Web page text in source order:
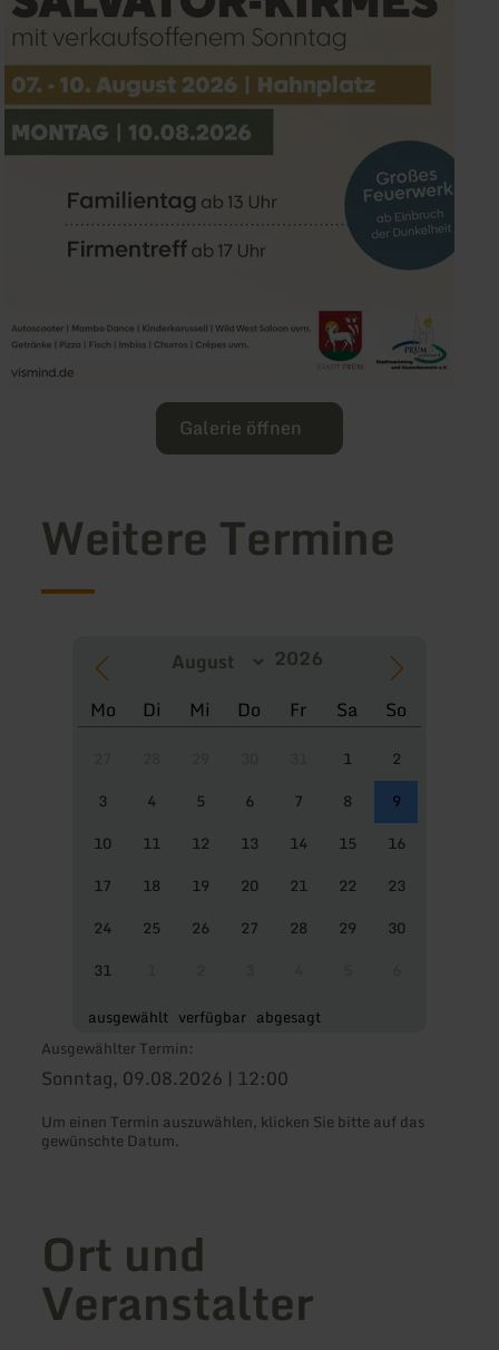
Galerie öffnen
Weitere Termine
Mo Di Mi Do Fr Sa So
1
2
3
4 5 6 7 8
9
10
11 12 13 14 15
16
17
18 19 20 21 22
23
24
25 26 27 28 29
30
31
ausgewählt verfügbar abgesagt
Ausgewählter Termin:
Sonntag, 09.08.2026 | 12:00
Um einen Termin auszuwählen, klicken Sie bitte auf das
gewünschte Datum.
Ort und
Veranstalter